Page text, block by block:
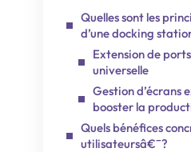
Quelles sont les
d’une docking
Extension de
universelle
Gestion d’écrans
booster la
Quels bénéfices
utilisateursâ€¯?